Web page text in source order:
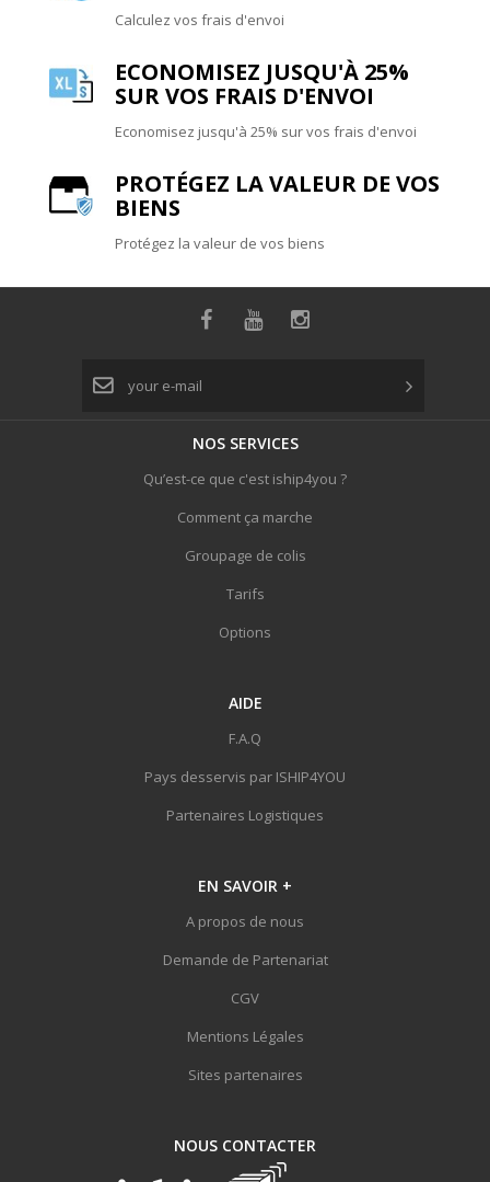
Calculez vos frais d'envoi
ECONOMISEZ JUSQU'À 25%
SUR VOS FRAIS D'ENVOI
Economisez jusqu'à 25% sur vos frais d'envoi
PROTÉGEZ LA VALEUR DE VOS
BIENS
Protégez la valeur de vos biens
NOS SERVICES
Qu’est-ce que c'est iship4you ?
Comment ça marche
Groupage de colis
Tarifs
Options
AIDE
F.A.Q
Pays desservis par ISHIP4YOU
Partenaires Logistiques
EN SAVOIR +
A propos de nous
Demande de Partenariat
CGV
Mentions Légales
Sites partenaires
NOUS CONTACTER